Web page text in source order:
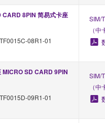
CARD 8PIN 简易式卡座
08R1-01
SIM/
（中
MICRO SD CARD 9PIN
09R1-01
SIM/
（中